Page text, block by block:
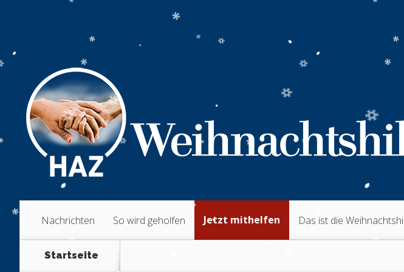
Nachrichten So wird geholfen Jetzt mithelfen Das ist die
Startseite